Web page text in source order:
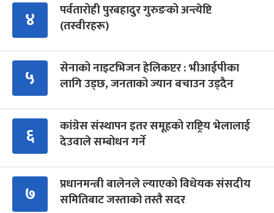
४
पर्वतारोही पुरबहादुर गुरुङको अन्त्येष्टि
(तस्वीरहरू)
५
सेनाको नाइटभिजन हेलिकप्टर : भीआईपीका
लागि उड्छ, जनताको ज्यान बचाउन उड्दैन
६
कांग्रेस संस्थापन इतर समूहको राष्ट्रिय भेलालाई
देउवाले सम्बोधन गर्ने
७
प्रधानमन्त्री बालेनले ल्याएको विधेयक संसदीय
समितिबाट जस्ताको तस्तै सदर